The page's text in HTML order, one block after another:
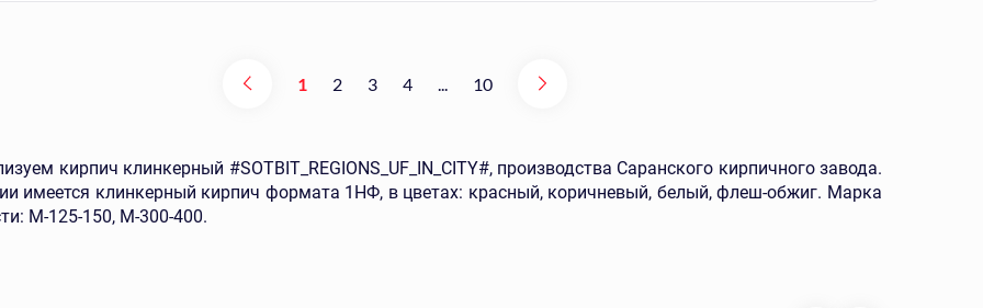
1 2 3 4 10
кирпич клинкерный #SOTBIT_REGIONS_UF_IN_CITY#, производства Саранского кирпичного завода.
имеется клинкерный кирпич формата 1НФ, в цветах: красный, коричневый, белый, флеш-обжиг. Марка
M-125-150, М-300-400.